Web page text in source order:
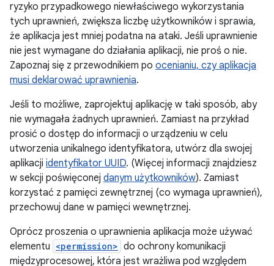
ryzyko przypadkowego niewłaściwego wykorzystania
tych uprawnień, zwiększa liczbę użytkowników i sprawia,
że aplikacja jest mniej podatna na ataki. Jeśli uprawnienie
nie jest wymagane do działania aplikacji, nie proś o nie.
Zapoznaj się z przewodnikiem po ocenianiu, czy aplikacja
musi deklarować uprawnienia.
Jeśli to możliwe, zaprojektuj aplikację w taki sposób, aby
nie wymagała żadnych uprawnień. Zamiast na przykład
prosić o dostęp do informacji o urządzeniu w celu
utworzenia unikalnego identyfikatora, utwórz dla swojej
aplikacji identyfikator UUID. (Więcej informacji znajdziesz
w sekcji poświęconej danym użytkowników). Zamiast
korzystać z pamięci zewnętrznej (co wymaga uprawnień),
przechowuj dane w pamięci wewnętrznej.
Oprócz proszenia o uprawnienia aplikacja może używać
elementu <permission> do ochrony komunikacji
międzyprocesowej, która jest wrażliwa pod względem